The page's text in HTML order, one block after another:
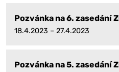
Pozvánka na 6. zasedání
18.4.2023 – 27.4.2023
Pozvánka na 5. zasedání